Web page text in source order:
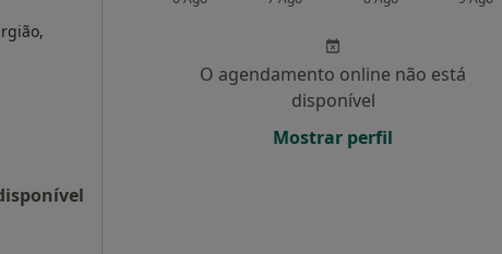
O agendamento online não está
disponível
Mostrar perfil